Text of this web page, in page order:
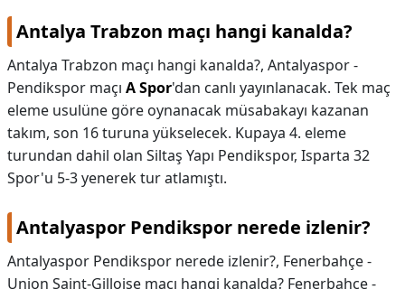
Antalya Trabzon maçı hangi kanalda?
Antalya Trabzon maçı hangi kanalda?, Antalyaspor -
Pendikspor maçı A Spor'dan canlı yayınlanacak. Tek maç
eleme usulüne göre oynanacak müsabakayı kazanan
takım, son 16 turuna yükselecek. Kupaya 4. eleme
turundan dahil olan Siltaş Yapı Pendikspor, Isparta 32
Spor'u 5-3 yenerek tur atlamıştı.
Antalyaspor Pendikspor nerede izlenir?
Antalyaspor Pendikspor nerede izlenir?, Fenerbahçe -
Union Saint-Gilloise maçı hangi kanalda? Fenerbahçe -